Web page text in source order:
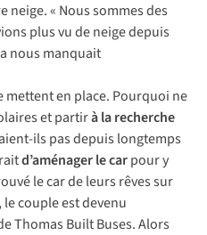
« Nous sommes des
plus vu de neige depuis
nous manquait
mettent en place. Pourquoi ne
et partirà la recherche
ils pas depuis longtemps
d’aménager le carpour y
le car de leurs rêves sur
le couple est devenu
Thomas Built Buses. Alors